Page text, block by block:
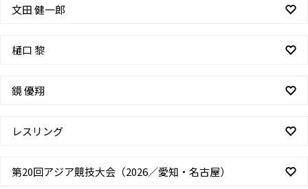
文田 健一郎
樋口 黎
鏡 優翔
レスリング
第20回アジア競技大会（2026／愛知・名古屋）